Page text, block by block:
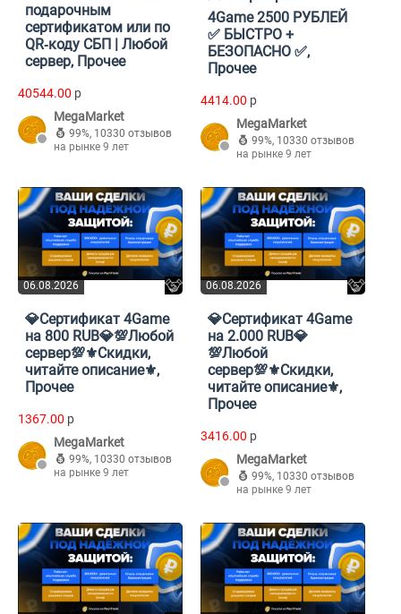
подарочным
сертификатом или по
QR‑коду СБП | Любой
сервер, Прочее
40544.00 p
MegaMarket
99%, 10330 отзывов
на рынке 9 лет
4Game 2500 РУБЛЕЙ
✅ БЫСТРО +
БЕЗОПАСНО ✅,
Прочее
4414.00 p
MegaMarket
99%, 10330 отзывов
на рынке 9 лет
06.08.2026
💎Сертификат 4Game
на 800 RUB💎💯Любой
сервер💯⚜️Скидки,
читайте описание⚜️,
Прочее
1367.00 p
MegaMarket
99%, 10330 отзывов
на рынке 9 лет
06.08.2026
💎Сертификат 4Game
на 2.000 RUB💎
💯Любой
сервер💯⚜️Скидки,
читайте описание⚜️,
Прочее
3416.00 p
MegaMarket
99%, 10330 отзывов
на рынке 9 лет